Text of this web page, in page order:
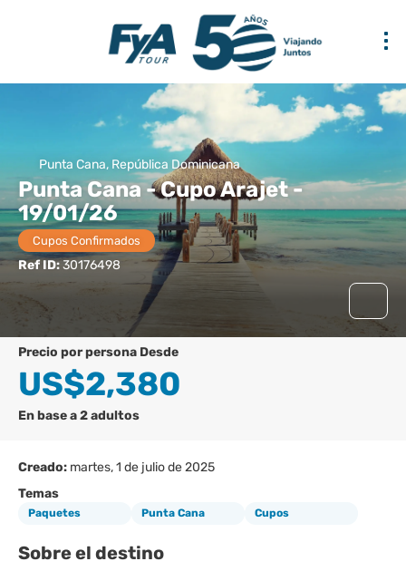
Punta Cana, República Dominicana
Punta Cana - Cupo Arajet -
19/01/26
Cupos Confirmados
Ref ID:30176498
precio por persona Desde
US$2,380
En base a 2 adultos
Creado: martes, 1 de julio de 2025
Temas
Paquetes Punta Cana Cupos
Sobre el destino